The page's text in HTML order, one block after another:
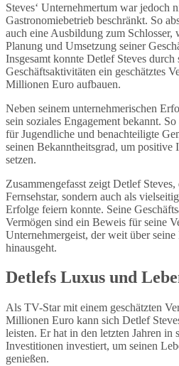
Steves‘ Unternehmertum war jedoch
Gastronomiebetrieb beschränkt. So
auch eine Ausbildung zum Schlosser,
Planung und Umsetzung seiner
Insgesamt konnte Detlef Steves durch
Geschäftsaktivitäten ein geschätztes
Millionen Euro aufbauen.
Neben seinem unternehmerischen
sein soziales Engagement bekannt.
für Jugendliche und benachteiligte
seinen Bekanntheitsgrad, um positive
setzen.
Zusammengefasst zeigt Detlef
Fernsehstar, sondern auch als
Erfolge feiern konnte. Seine
Vermögen sind ein Beweis für seine
Unternehmergeist, der weit über
hinausgeht.
Detlefs Luxus und
Als TV-Star mit einem geschätzten
Millionen Euro kann sich Detlef
leisten. Er hat in den letzten Jahren in
Investitionen investiert, um seinen
genießen.